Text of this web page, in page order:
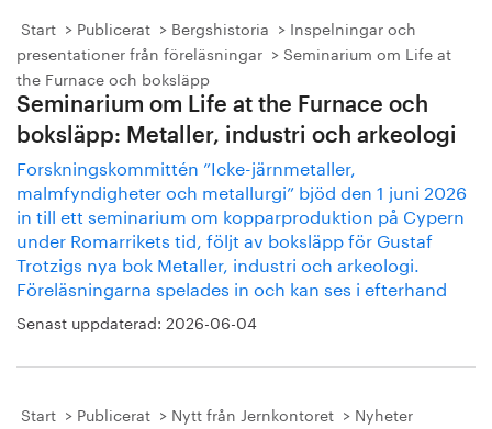
Start Publicerat Bergshistoria
Inspelningar och
presentationer från föreläsningar
Seminarium om Life at
the Furnace och boksläpp
Seminarium om Life at the Furnace och
boksläpp: Metaller, industri och arkeologi
Forskningskommittén ”Icke-järnmetaller,
malmfyndigheter och metallurgi” bjöd den 1 juni 2026
in till ett seminarium om kopparproduktion på Cypern
under Romarrikets tid, följt av boksläpp för Gustaf
Trotzigs nya bok Metaller, industri och arkeologi.
Föreläsningarna spelades in och kan ses i efterhand
Senast uppdaterad: 2026-06-04
Start Publicerat Nytt från Jernkontoret Nyheter